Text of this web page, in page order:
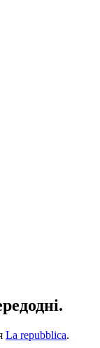
La repubblica.